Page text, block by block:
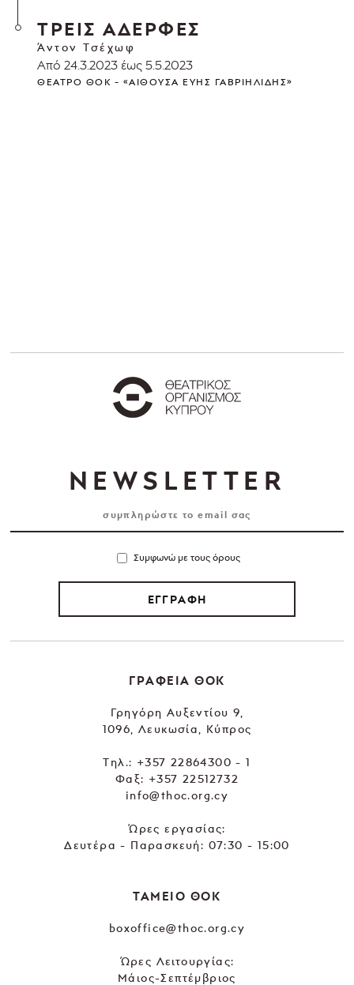
ΤΡΕΙΣ ΑΔΕΡΦΕΣ
Άντον Τσέχωφ
Από 24.3.2023 έως 5.5.2023
ΘΈΑΤΡΟ ΘΟΚ - «ΑΊΘΟΥΣΑ ΕΎΗΣ ΓΑΒΡΙΗΛΊΔΗΣ»
NEWSLETTER
Συμφωνώ με τους όρους
ΕΓΓΡΑΦΗ
ΓΡΑΦΕΙΑ ΘΟΚ
Γρηγόρη Αυξεντίου 9,
1096, Λευκωσία, Κύπρος
Tηλ.: +357 22864300 - 1
Φαξ: +357 22512732
info@thoc.org.cy
Ώρες εργασίας:
Δευτέρα - Παρασκευή: 07:30 - 15:00
ΤΑΜΕΙΟ ΘΟΚ
boxoffice@thoc.org.cy
Ώρες Λειτουργίας:
Μάιος-Σεπτέμβριος